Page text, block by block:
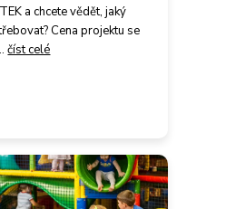
a chcete vědět, jaký
Cena projektu se
číst celé